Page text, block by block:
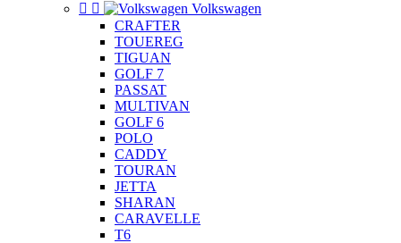
 
Volkswagen
CRAFTER
TOUEREG
TIGUAN
GOLF 7
PASSAT
MULTIVAN
GOLF 6
POLO
CADDY
TOURAN
JETTA
SHARAN
CARAVELLE
T6